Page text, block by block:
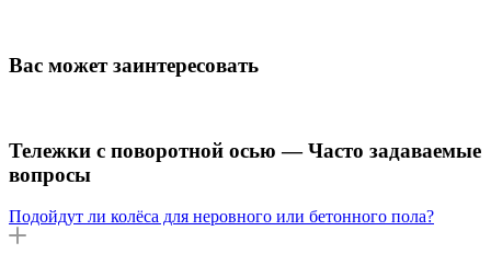
Вас может заинтересовать
Тележки с поворотной осью — Часто задаваемые
вопросы
Подойдут ли колёса для неровного или бетонного пола?